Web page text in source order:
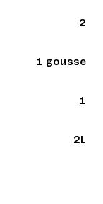
2
1 gousse
1
2L